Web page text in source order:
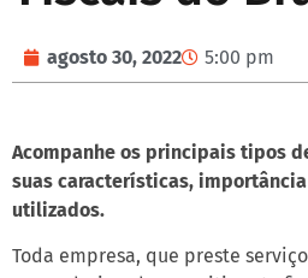
agosto 30, 2022 5:00 pm
Acompanhe os principais tipos
suas características,
utilizados.
Toda empresa, que preste